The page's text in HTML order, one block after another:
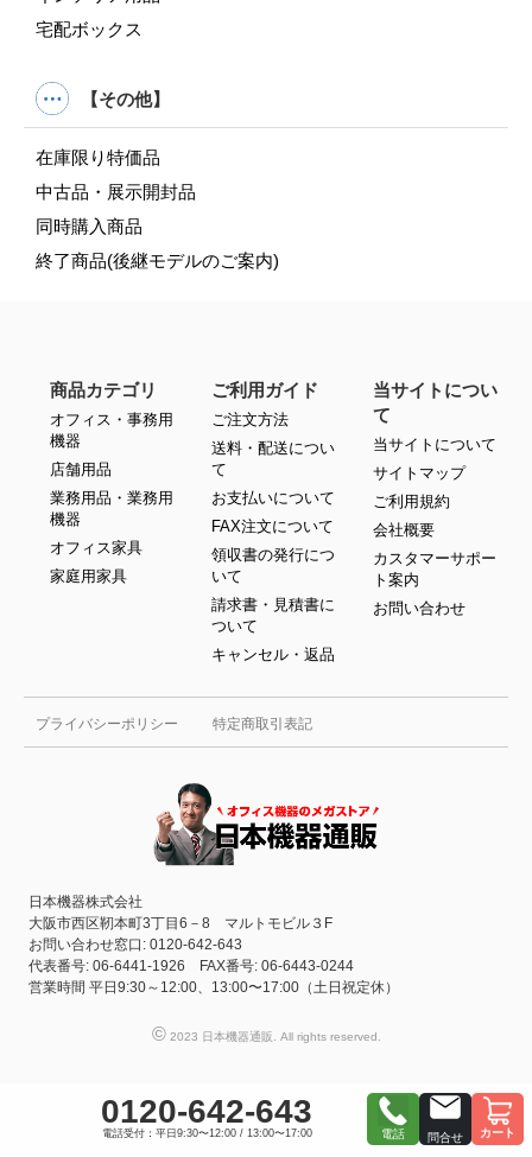
0120-642-643
電話受付：平日9:30〜12:00 / 13:00〜17:00 電話 問合せ カート
宅配ボックス
【その他】
在庫限り特価品
中古品・展示開封品
同時購入商品
終了商品(後継モデルのご案内)
プライバシーポリシー 特定商取引表記
日本機器株式会社
大阪市西区靭本町3丁目6－8 マルトモビル３F
お問い合わせ窓口: 0120-642-643
代表番号: 06-6441-1926 FAX番号: 06-6443-0244
営業時間 平日9:30～12:00、13:00〜17:00（土日祝定休）
商品カテゴリ
オフィス・事務用
機器
店舗用品
業務用品・業務用
機器
オフィス家具
家庭用家具
ご利用ガイド
ご注文方法
送料・配送につい
て
お支払いについて
FAX注文について
領収書の発行につ
いて
請求書・見積書に
ついて
キャンセル・返品
当サイトについ
て
当サイトについて
サイトマップ
ご利用規約
会社概要
カスタマーサポー
ト案内
お問い合わせ
©2023 日本機器通販. All rights reserved.